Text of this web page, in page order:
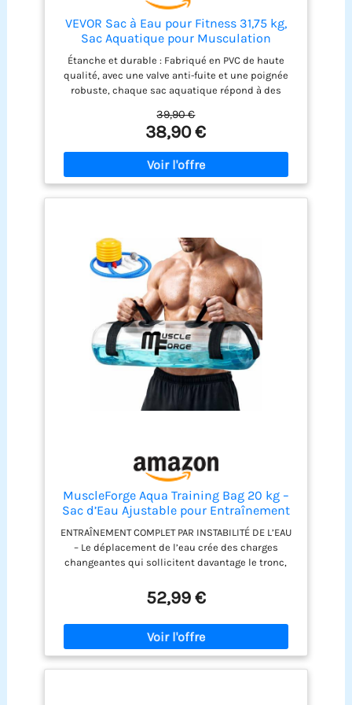
VEVOR Sac à Eau pour Fitness 31,75 kg,
Sac Aquatique pour Musculation
Réglable, Portable avec Poignées Solides,
Matériel d’Entraînement pour Stabilité
Équilibre Crossfit Exercices à Domicile
Gym
Étanche et durable : Fabriqué en PVC de haute
qualité, avec une valve anti-fuite et une poignée
robuste, chaque sac aquatique répond à des
ou d'eau, pour des performances durables lors de
vos entraînements Outil d'entraînement
polyvalent : La fluidité dynamique de ce sac lesté
le rend idéal pour les exercices d'aérobic, de
musculation, d'équilibre et d'entraînement
fractionné. Il améliore l'équilibre, optimise la
aquatique réglable peut contenir jusqu'à 70 lb /
31,75 kg d'eau, vous permettant de modifier le
niveau d'eau pour atteindre un poids adapté à vos
objectifs d'entraînement, assurant des résultats
d'entraînement optimaux Pratique à utiliser : Doté
d'un système de remplissage par pression, ce
grand sac aquatique pour l'entraînement
minimise les risques de fuite et est facile à
utiliser. Lorsqu'il n'est pas utilisé, il se plie pour
un rangement compact, le rendant ainsi portable
et facile à ranger Accessoires bien pensés inclus :
Ce sac aquatique est fourni avec un kit de
entraînement. Remarque : la couleur varie en
fonction de la quantité de colorant - à ajuster en
fonction des résultats souhaités
39,90 €
38,90 €
MuscleForge Aqua Training Bag 20 kg –
Sac d’Eau Ajustable pour Entraînement
Fonctionnel, Stabilité, Core Training et
Préparation Motrice, Sac Aquatique
Fitness Portable
ENTRAÎNEMENT COMPLET PAR INSTABILITÉ DE L’EAU
– Le déplacement de l’eau crée des charges
changeantes qui sollicitent davantage le tronc,
chaque répétition exige contrôle, coordination et
engagement global. RÉSISTANCE DYNAMIQUE POUR
FORCE ET COORDINATION – La masse d’eau réagit à
chaque mouvement, améliore proprioception et
activation musculaire, et apporte variété aux
séances de renforcement et de conditioning face
52,99 €